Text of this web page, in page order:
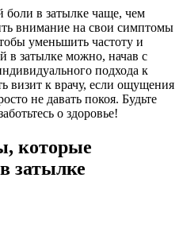
боли в затылке чаще, чем
внимание на свои симптомы
уменьшить частоту и
в затылке можно, начав с
подхода к
визит к врачу, если ощущения
не давать покоя. Будьте
о здоровье!
которые
затылке